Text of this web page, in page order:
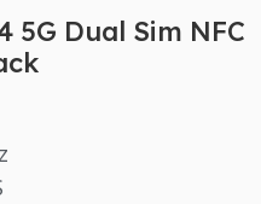
5G Dual Sim NFC